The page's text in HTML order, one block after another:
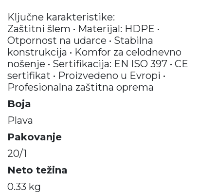
Ključne karakteristike:
Zaštitni šlem • Materijal: HDPE •
Otpornost na udarce • Stabilna
konstrukcija • Komfor za celodnevno
nošenje • Sertifikacija: EN ISO 397 • CE
sertifikat • Proizvedeno u Evropi •
Profesionalna zaštitna oprema
Boja
Plava
Pakovanje
20/1
Neto težina
0.33 kg